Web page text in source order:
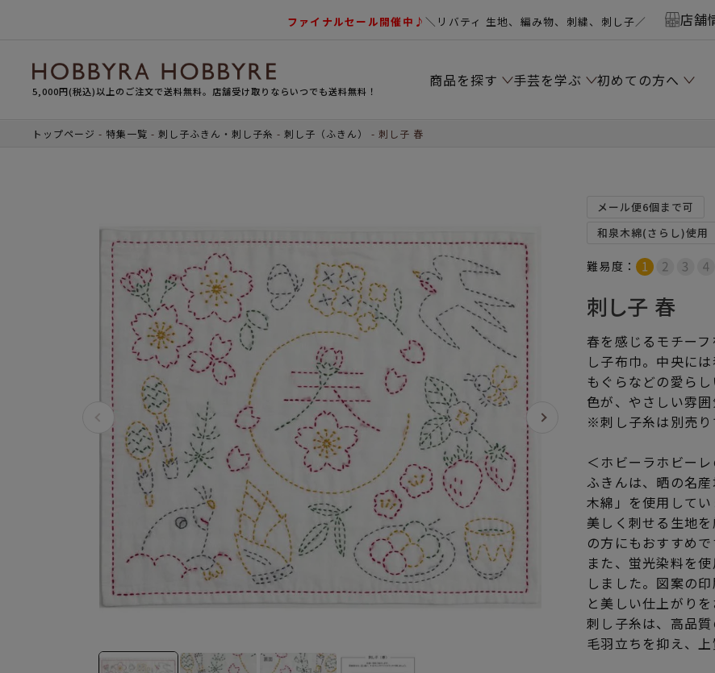
ファイナルセール開催中♪＼リバティ 生地、編み物、刺繍、刺し子／ 店舗
5,000円(税込)以上のご注文で送料無料。店舗受け取りならいつでも送料無料！
商品を探す 手芸を学ぶ 初めての方へ
トップページ 特集一覧 刺し子ふきん・刺し子糸 刺し子（ふきん） 刺し子 春
メール便6個まで可
和泉木綿(さらし)使用
難易度：
刺し子 春
春を感じるモチー
し子布巾。中央に
もぐらなどの愛ら
色が、やさしい雰囲
※刺し子糸は別売り
＜ホビーラホビー
ふきんは、晒の名
木綿」を使用して
美しく刺せる生地
の方にもおすすめで
また、蛍光染料を
しました。図案の
と美しい仕上がり
刺し子糸は、高品
毛羽立ちを抑え、上